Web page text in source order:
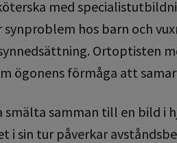
med
hos barn och
Ortoptisten
ögonens förmåga att
smälta samman till en bild i
i sin tur påverkar